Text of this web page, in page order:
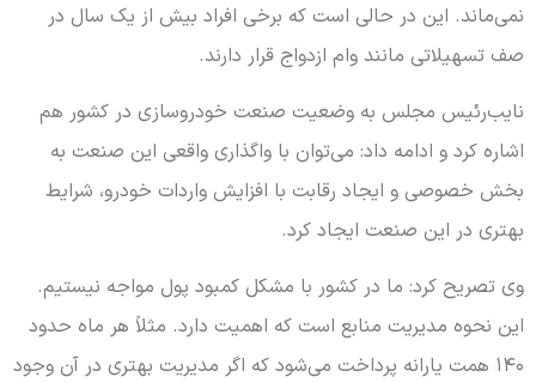
نمی‌ماند. این در حالی است که برخی افراد بیش از یک سال در
صف تسهیلاتی مانند وام ازدواج قرار دارند.
نایب‌رئیس مجلس به وضعیت صنعت خودروسازی در کشور هم
اشاره کرد و ادامه داد: می‌توان با واگذاری واقعی این صنعت به
بخش خصوصی و ایجاد رقابت با افزایش واردات خودرو، شرایط
بهتری در این صنعت ایجاد کرد.
وی تصریح کرد: ما در کشور با مشکل کمبود پول مواجه نیستیم.
این نحوه مدیریت منابع است که اهمیت دارد. مثلاً هر ماه حدود
۱۴۰ همت یارانه پرداخت می‌شود که اگر مدیریت بهتری در آن وجود